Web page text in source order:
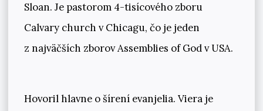
Sloan. Je pastorom 4-tisícového zboru
Calvary church v Chicagu, čo je jeden
z najväčších zborov Assemblies of God v USA.
Hovoril hlavne o šírení evanjelia. Viera je